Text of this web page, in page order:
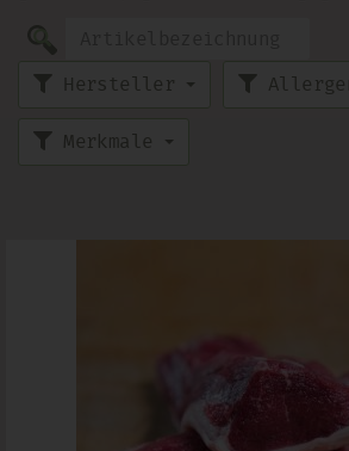
Hersteller
Merkmale